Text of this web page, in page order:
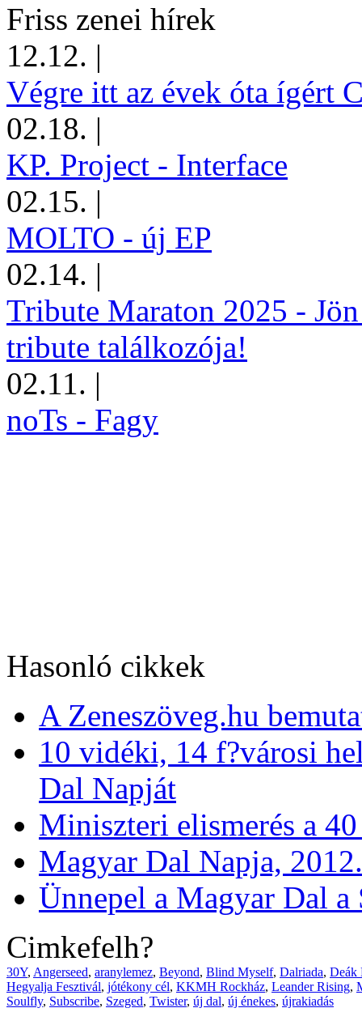
Friss zenei hírek
12.12. |
Végre itt az évek óta ígért
02.18. |
KP. Project - Interface
02.15. |
MOLTO - új EP
02.14. |
Tribute Maraton 2025 -
tribute találkozója!
02.11. |
noTs - Fagy
Hasonló cikkek
A Zeneszöveg.hu
10 vidéki, 14 f?városi
Dal Napját
Miniszteri elismerés a
Magyar Dal Napja,
Ünnepel a Magyar Dal a
Cimkefelh?
30Y, Angerseed, aranylemez, Beyond, Blind Myself, Dalriada, Deák
Hegyalja Fesztivál, jótékony cél, KKMH Rockház, Leander Rising,
Soulfly, Subscribe, Szeged, Twister, új dal, új énekes, újrakiadás